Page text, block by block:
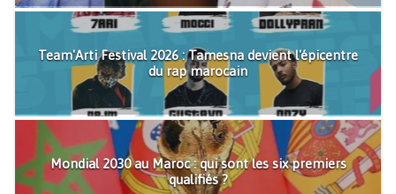
Team'Arti Festival 2026 : Tamesna devient l'épicentre
du rap marocain
Mondial 2030 au Maroc : qui sont les six premiers
qualifiés ?